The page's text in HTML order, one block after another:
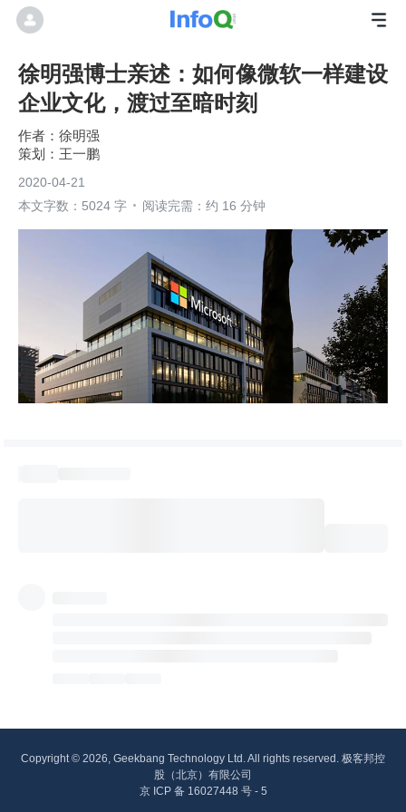
徐明强博士亲述：如何像微软一样建设
企业文化，渡过至暗时刻
徐明强
王一鹏
2020-04-21
本文字数：5024 字
阅读完需：约 16 分钟
Copyright © 2026, Geekbang Technology Ltd. All rights reserved. 极客邦控
股（北京）有限公司
京 ICP 备 16027448 号 - 5